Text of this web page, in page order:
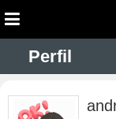
Perfil